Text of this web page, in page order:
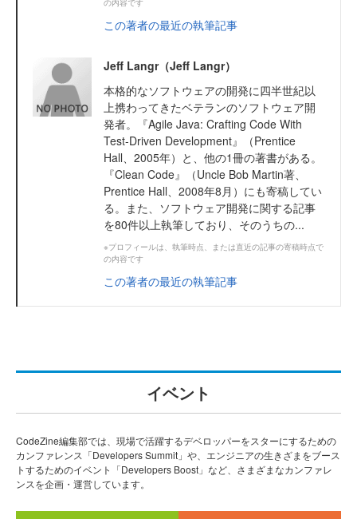
この著者の最近の執筆記事
Jeff Langr（Jeff Langr）
本格的なソフトウェアの開発に四半世紀以
上携わってきたベテランのソフトウェア開
発者。『Agile Java: Crafting Code With
Test-Driven Development』（Prentice
Hall、2005年）と、他の1冊の著書がある。
『Clean Code』（Uncle Bob Martin著、
Prentice Hall、2008年8月）にも寄稿してい
る。また、ソフトウェア開発に関する記事
を80件以上執筆しており、そのうちの...
※プロフィールは、執筆時点、または直近の記事の寄稿時点で
の内容です
この著者の最近の執筆記事
イベント
CodeZine編集部では、現場で活躍するデベロッパーをスターにするための
カンファレンス「Developers Summit」や、エンジニアの生きざまをブース
トするためのイベント「Developers Boost」など、さまざまなカンファレ
ンスを企画・運営しています。